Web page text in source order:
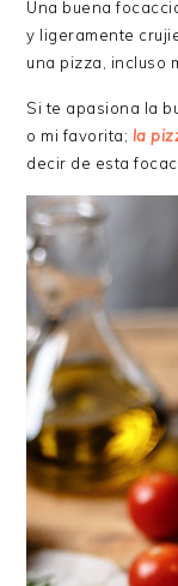
Una buena
y ligeramente
una pizza, incluso
Si te apasiona la
o mi favorita; la
decir de esta